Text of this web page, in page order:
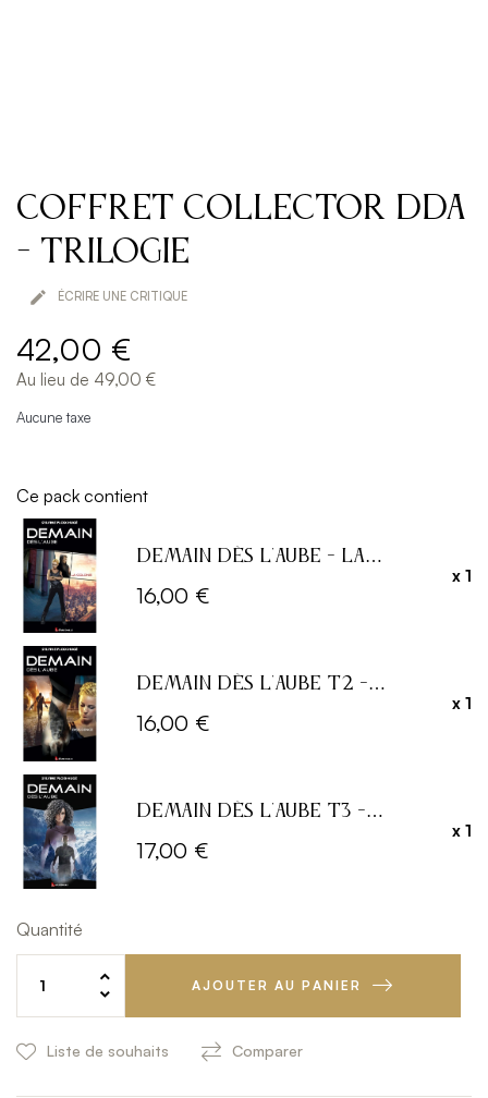
Coffret Collector DDA
- Trilogie
 ÉCRIRE UNE CRITIQUE
42,00 €
Au lieu de 49,00 €
Aucune taxe
Ce pack contient
Demain dès l'Aube - La
Colonie - T1
16,00 €
x 1
Demain dès l'Aube T2 -
Dissidence
16,00 €
x 1
Demain dès l'Aube T3 -
Nouveaux Horizons
17,00 €
x 1
Quantité
AJOUTER AU PANIER
Liste de souhaits Comparer